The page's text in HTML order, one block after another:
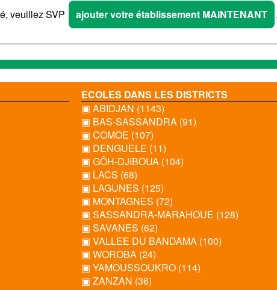
veuillez SVP
ajouter votre établissement MAINTENANT .
ECOLES DANS LES DISTRICTS
▣ ABIDJAN (1143)
▣ BAS-SASSANDRA (91)
▣ COMOE (107)
▣ DENGUELE (11)
▣ GÔH-DJIBOUA (104)
▣ LACS (68)
▣ LAGUNES (125)
▣ MONTAGNES (72)
▣ SASSANDRA-MARAHOUE (128)
▣ SAVANES (62)
▣ VALLEE DU BANDAMA (100)
▣ WOROBA (24)
▣ YAMOUSSOUKRO (114)
▣ ZANZAN (36)